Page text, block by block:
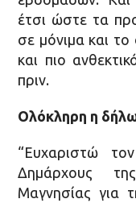
έτσι ώστε τα
σε μόνιμα και το
και πιο
πριν.
Ολόκληρη η
“Ευχαριστώ
Δημάρχους
Μαγνησίας για